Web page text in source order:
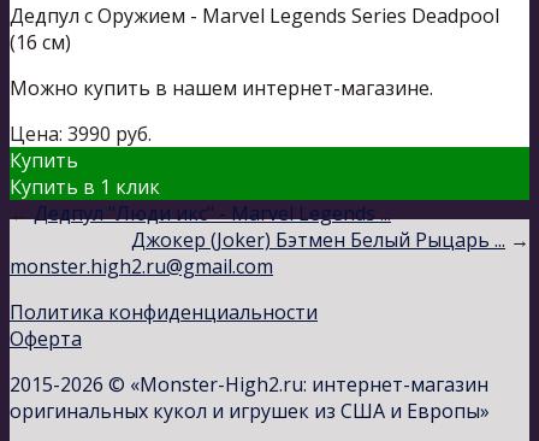
Дедпул с Оружием - Marvel Legends Series Deadpool
(16 см)
Можно купить в нашем интернет-магазине.
Цена: 3990 руб.
Купить
Купить в 1 клик
←Дедпул "Люди икс" - Marvel Legends ...
Джокер (Joker) Бэтмен Белый Рыцарь ... →
monster.high2.ru@gmail.com
Политика конфиденциальности
Оферта
2015-2026 © «Monster-High2.ru: интернет-магазин
оригинальных кукол и игрушек из США и Европы»